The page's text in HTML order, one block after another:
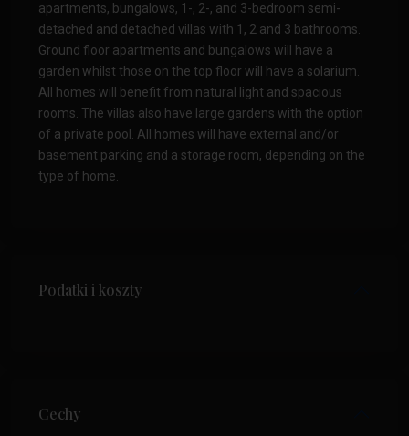
apartments, bungalows, 1-, 2-, and 3-bedroom semi-
detached and detached villas with 1, 2 and 3 bathrooms.
Ground floor apartments and bungalows will have a
garden whilst those on the top floor will have a solarium.
All homes will benefit from natural light and spacious
rooms. The villas also have large gardens with the option
of a private pool. All homes will have external and/or
basement parking and a storage room, depending on the
type of home.
Podatki i koszty
Cechy